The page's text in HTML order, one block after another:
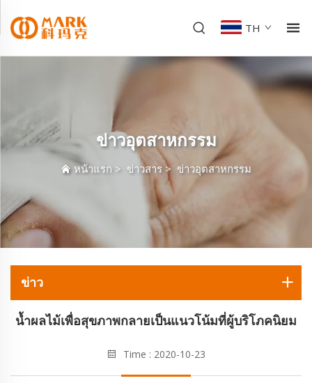
TH
ข่าวอุตสาหกรรม
หน้าแรก > ข่าวสาร > ข่าวอุตสาหกรรม
ข่าว
น้ำผลไม้เพื่อสุขภาพกลายเป็นแนวโน้มที่ผู้บริโภคนิยม
Time : 2020-10-23